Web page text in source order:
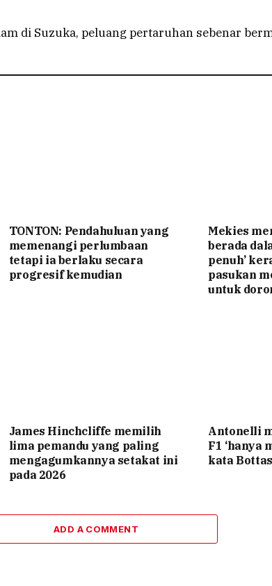
di Suzuka, peluang pertaruhan sebenar
TONTON: Pendahuluan yang
memenangi perlumbaan
tetapi ia berlaku secara
progresif kemudian
Mekies
berada
penuh’
pasukan
untuk
James Hinchcliffe memilih
lima pemandu yang paling
mengagumkannya setakat ini
pada 2026
Antonelli
F1 ‘hanya
kata Bottas
ADD A COMMENT